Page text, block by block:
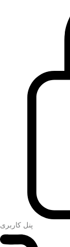
پنل کاربری